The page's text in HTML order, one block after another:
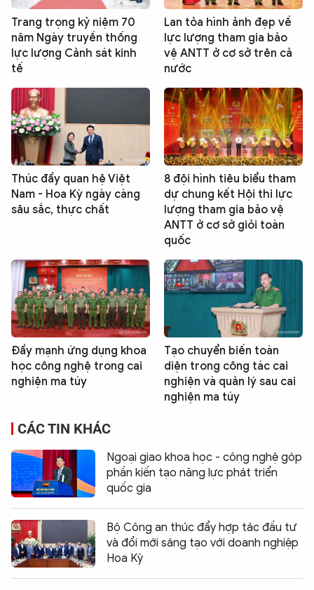
Trang trọng kỷ niệm 70
năm Ngày truyền thống
lực lượng Cảnh sát kinh
tế
Lan tỏa hình ảnh đẹp về
lực lượng tham gia bảo
vệ ANTT ở cơ sở trên cả
nước
Thúc đẩy quan hệ Việt
Nam - Hoa Kỳ ngày càng
sâu sắc, thực chất
8 đội hình tiêu biểu tham
dự chung kết Hội thi lực
lượng tham gia bảo vệ
ANTT ở cơ sở giỏi toàn
quốc
Đẩy mạnh ứng dụng khoa
học công nghệ trong cai
nghiện ma túy
Tạo chuyển biến toàn
diện trong công tác cai
nghiện và quản lý sau cai
nghiện ma túy
CÁC TIN KHÁC
Ngoại giao khoa học - công nghệ góp
phần kiến tạo năng lực phát triển
quốc gia
Bộ Công an thúc đẩy hợp tác đầu tư
và đổi mới sáng tạo với doanh nghiệp
Hoa Kỳ